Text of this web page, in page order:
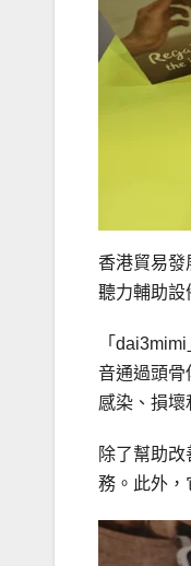
香港貿易發
聽力輔助設
「
音通過頭骨
感染、損壞
除了幫助
務。此外，